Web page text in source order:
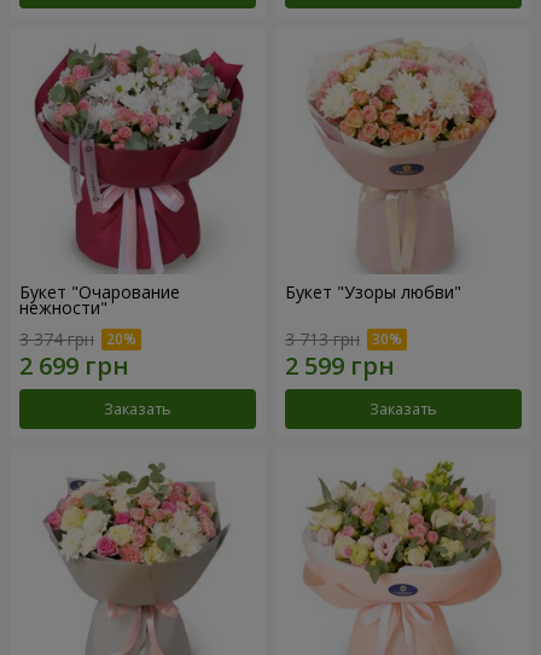
Букет "Очарование
нежности"
3 374 грн
Заказать
Букет "Узоры любви"
3 713 грн
Заказать